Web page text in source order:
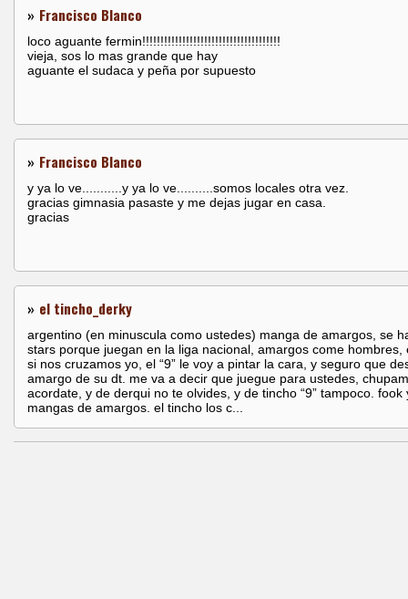
» Francisco Blanco
loco aguante fermin!!!!!!!!!!!!!!!!!!!!!!!!!!!!!!!!!!!!!!
vieja, sos lo mas grande que hay
aguante el sudaca y peña por supuesto
» Francisco Blanco
y ya lo ve...........y ya lo ve..........somos locales otra vez.
gracias gimnasia pasaste y me dejas jugar en casa.
gracias
» el tincho_derky
argentino (en minuscula como ustedes) manga de amargos, se
stars porque juegan en la liga nacional, amargos come hombres,
si nos cruzamos yo, el “9” le voy a pintar la cara, y seguro que
amargo de su dt. me va a decir que juegue para ustedes,
acordate, y de derqui no te olvides, y de tincho “9” tampoco. fook
mangas de amargos. el tincho los c...